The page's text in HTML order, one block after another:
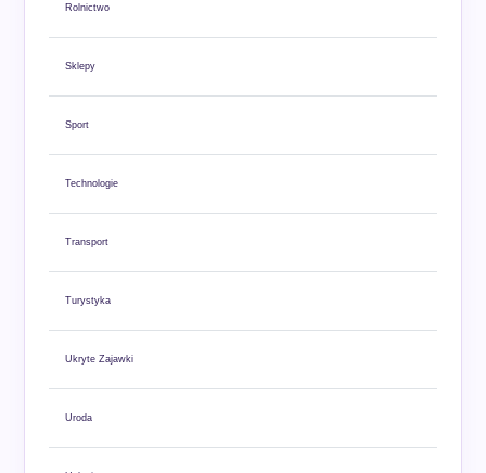
Rolnictwo
Sklepy
Sport
Technologie
Transport
Turystyka
Ukryte Zajawki
Uroda